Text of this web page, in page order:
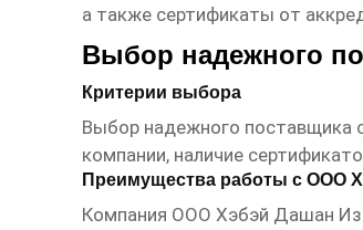
а также сертификаты от
Выбор надежного
Критерии выбора
Выбор надежного поставщика
компании, наличие
Преимущества работы с ООО
Компания ООО Хэбэй Дашан